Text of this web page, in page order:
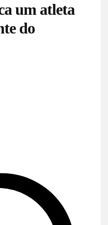
um atleta
do